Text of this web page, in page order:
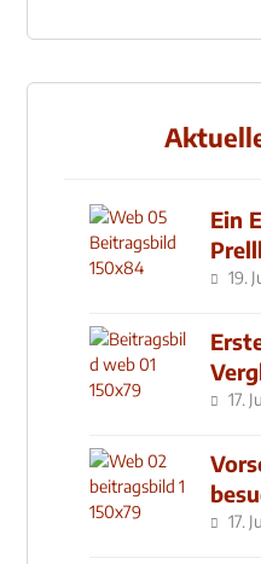
Ein
19.
seit
17.
17.